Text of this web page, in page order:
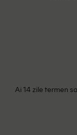
Ai 14 zile termen